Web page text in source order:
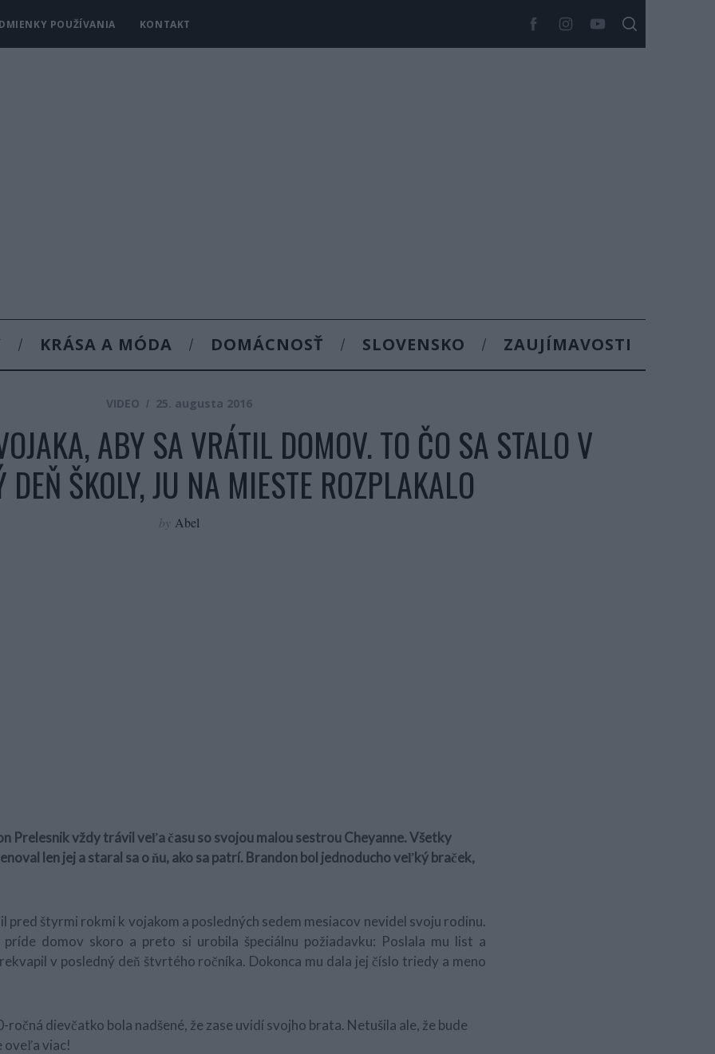
POUŽÍVANIA KONTAKT
KRÁSA A MÓDA DOMÁCNOSŤ SLOVENSKO ZAUJÍMAVOSTI
VIDEO 25. augusta 2016
ABY SA VRÁTIL DOMOV. TO ČO SA STALO V
DEŇ ŠKOLY, JU NA MIESTE ROZPLAKALO
by Abel
Prelesnik vždy trávil veľa času so svojou malou sestrou Cheyanne. Všetky
len jej a staral sa o ňu, ako sa patrí. Brandon bol jednoducho veľký braček,
pred štyrmi rokmi k vojakom a posledných sedem mesiacov nevidel svoju rodinu.
príde domov skoro a preto si urobila špeciálnu požiadavku: Poslala mu list a
v posledný deň štvrtého ročníka. Dokonca mu dala jej číslo triedy a meno
ročná dievčatko bola nadšené, že zase uvidí svojho brata. Netušila ale, že bude
oveľa viac!